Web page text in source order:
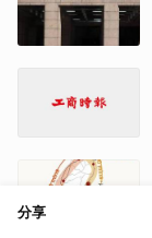
分享